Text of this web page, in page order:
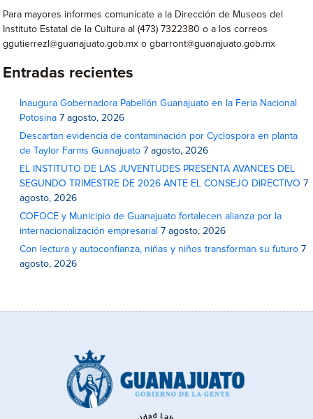
Para mayores informes comunícate a la Dirección de Museos del
Instituto Estatal de la Cultura al (473) 7322380 o a los correos
ggutierrezl@guanajuato.gob.mx o gbarront@guanajuato.gob.mx
Entradas recientes
Inaugura Gobernadora Pabellón Guanajuato en la Feria Nacional
Potosina 7 agosto, 2026
Descartan evidencia de contaminación por Cyclospora en planta
de Taylor Farms Guanajuato 7 agosto, 2026
EL INSTITUTO DE LAS JUVENTUDES PRESENTA AVANCES DEL
SEGUNDO TRIMESTRE DE 2026 ANTE EL CONSEJO DIRECTIVO 7
agosto, 2026
COFOCE y Municipio de Guanajuato fortalecen alianza por la
internacionalización empresarial 7 agosto, 2026
Con lectura y autoconfianza, niñas y niños transforman su futuro 7
agosto, 2026